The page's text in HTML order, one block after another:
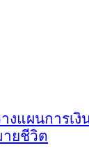
งแผนการเ
ายชีวิต